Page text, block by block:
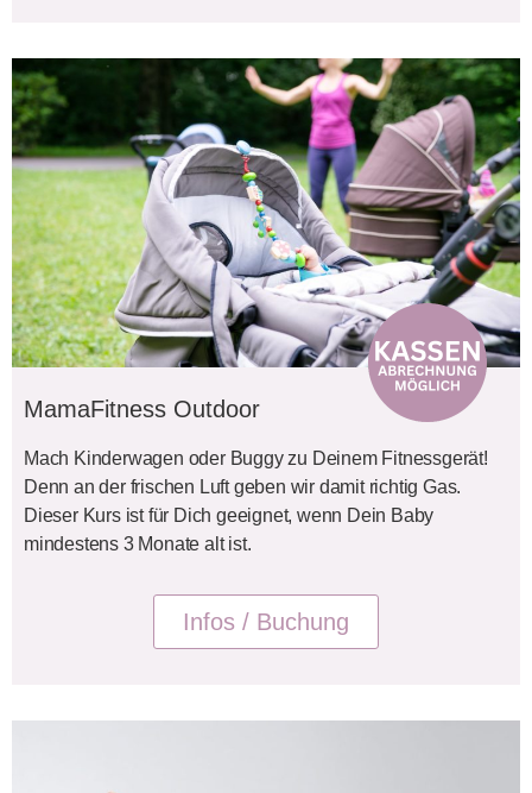
MamaFitness Outdoor
Mach Kinderwagen oder Buggy zu Deinem Fitnessgerät!
Denn an der frischen Luft geben wir damit richtig Gas.
Dieser Kurs ist für Dich geeignet, wenn Dein Baby
mindestens 3 Monate alt ist.
Infos / Buchung